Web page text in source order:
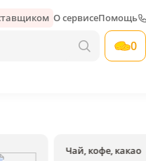
О сервисеПомощь
0
Чай, кофе, какао